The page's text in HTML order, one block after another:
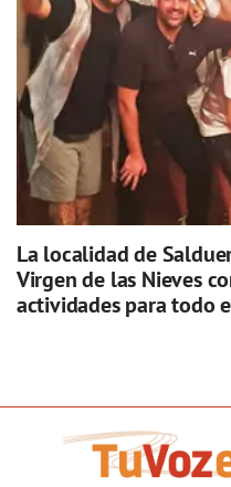
La localidad de
Virgen de las Nieves
actividades para todo